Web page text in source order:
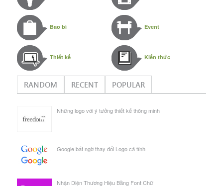
Bao bì
Thiết kế
Event
Kiến thức
RANDOM RECENT POPULAR
Những logo với ý tưởng thiết kế thông minh
Google bất ngờ thay đổi Logo cá tính
Nhận Diện Thương Hiệu Bằng Font Chữ